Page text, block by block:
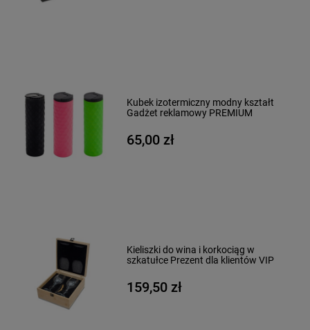
Kubek izotermiczny modny kształt
Gadżet reklamowy PREMIUM
65,00 zł
Kieliszki do wina i korkociąg w
szkatułce Prezent dla klientów VIP
159,50 zł